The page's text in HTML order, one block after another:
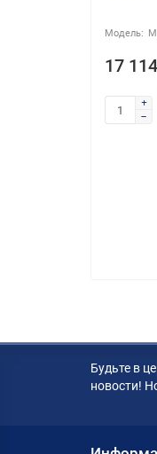
17
Будьте в
новости!